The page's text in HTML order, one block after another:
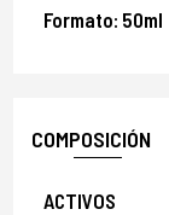
Formato: 50ml
COMPOSICIÓN
ACTIVOS